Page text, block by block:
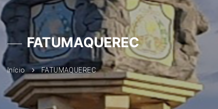
FATUMAQUEREC
Início FATUMAQUEREC